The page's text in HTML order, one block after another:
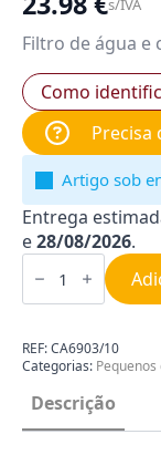
s/IVA
Filtro de água e
Como
Precisa
Artigo sob
Entrega
e28/08/2026.
Quantidade
de
de
e
calcário
Philips
Aqua
Clean
CA6903-
REF:CA6903/10
Categorias:
Descrição